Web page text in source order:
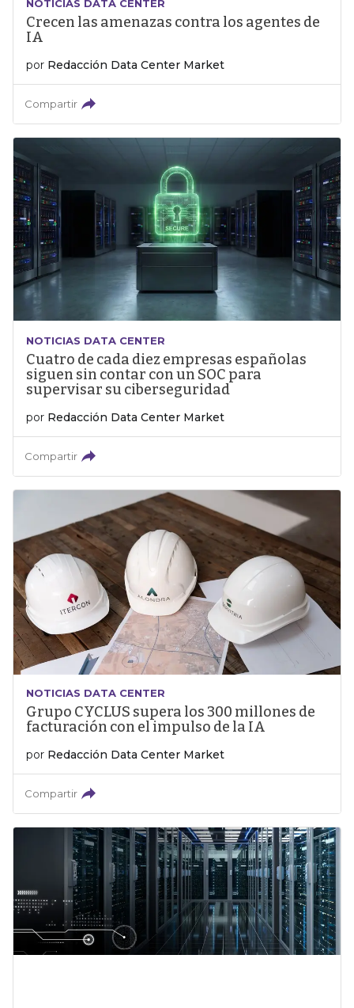
NOTICIAS DATA CENTER
Crecen las amenazas contra los agentes de
IA
por Redacción Data Center Market
Compartir
NOTICIAS DATA CENTER
Cuatro de cada diez empresas españolas
siguen sin contar con un SOC para
supervisar su ciberseguridad
por Redacción Data Center Market
Compartir
NOTICIAS DATA CENTER
Grupo CYCLUS supera los 300 millones de
facturación con el impulso de la IA
por Redacción Data Center Market
Compartir